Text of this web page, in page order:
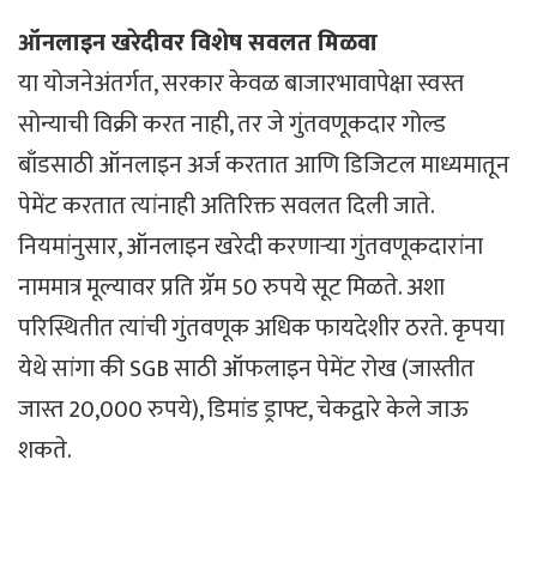
ऑनलाइन खरेदीवर विशेष सवलत मिळवा
या योजनेअंतर्गत, सरकार केवळ बाजारभावापेक्षा स्वस्त
सोन्याची विक्री करत नाही, तर जे गुंतवणूकदार गोल्ड
बाँडसाठी ऑनलाइन अर्ज करतात आणि डिजिटल माध्यमातून
पेमेंट करतात त्यांनाही अतिरिक्त सवलत दिली जाते.
नियमांनुसार, ऑनलाइन खरेदी करणाऱ्या गुंतवणूकदारांना
नाममात्र मूल्यावर प्रति ग्रॅम 50 रुपये सूट मिळते. अशा
परिस्थितीत त्यांची गुंतवणूक अधिक फायदेशीर ठरते. कृपया
येथे सांगा की SGB साठी ऑफलाइन पेमेंट रोख (जास्तीत
जास्त 20,000 रुपये), डिमांड ड्राफ्ट, चेकद्वारे केले जाऊ
शकते.